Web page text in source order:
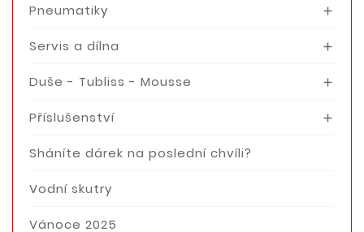
Pneumatiky 
Servis a dílna 
Duše - Tubliss - Mousse 
Příslušenství 
Sháníte dárek na poslední chvíli?
Vodní skutry
Vánoce 2025